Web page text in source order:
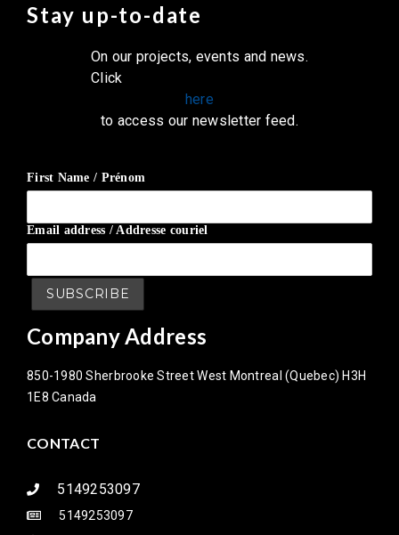
Stay up-to-date
On our projects, events and news.
Click
here
to access our newsletter feed.
First Name / Prénom
Email address / Addresse couriel
Company Address
850-1980 Sherbrooke Street West Montreal (Quebec) H3H
1E8 Canada
CONTACT
5149253097
5149253097